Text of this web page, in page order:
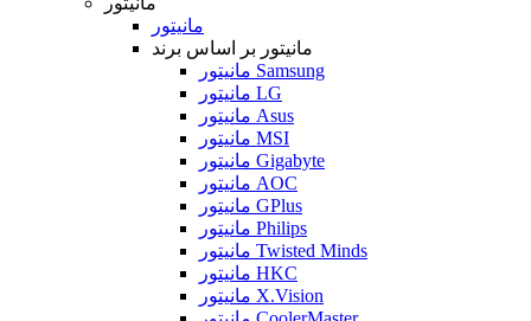
مانیتور
مانیتور بر اساس برند
مانیتور Samsung
مانیتور LG
مانیتور Asus
مانیتور MSI
مانیتور Gigabyte
مانیتور AOC
مانیتور GPlus
مانیتور Philips
مانیتور Twisted Minds
مانیتور HKC
مانیتور X.Vision